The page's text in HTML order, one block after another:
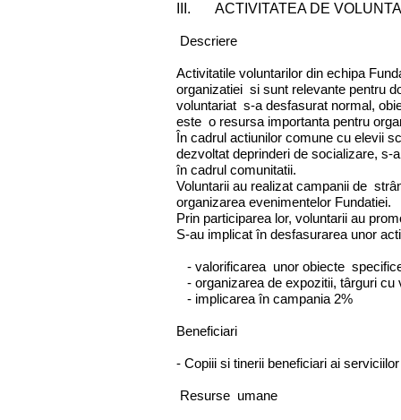
III. ACTIVITATEA DE
Descriere
Activitatile voluntarilor din echipa
organizatiei si sunt relevante pentru
voluntariat s-a desfasurat normal,
este o resursa importanta pentru
În cadrul actiunilor comune cu elevii
dezvoltat deprinderi de socializare, s-
în cadrul comunitatii.
Voluntarii au realizat campanii de
organizarea evenimentelor Fundatiei.
Prin participarea lor, voluntarii au
S-au implicat în desfasurarea unor
- valorificarea unor obiecte
- organizarea de expozitii, târguri cu
- implicarea în campania 2%
Beneficiari
- Copiii si tinerii beneficiari ai
Resurse umane